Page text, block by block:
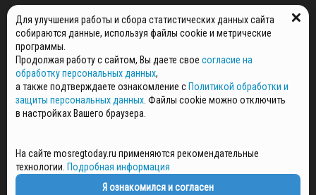
© 2026 ПРАВА НА ВСЕ МАТЕРИАЛЫ САЙТА ПРИНАДЛЕЖАТ ГАУ МО "ЦИФРОВЫЕ
МЕДИА" (ОГРН: 1255000059467).
ПОЛИТИКА ОБРАБОТКИ И ЗАЩИТЫ ПЕРСОНАЛЬНЫХ ДАННЫХ
НОВОСТИ
ГАЗЕТЫ
РЕКЛАМОДАТЕЛЯМ
СПЕЦПРОЕКТЫ
СТАТЬИ
ПОЛИТИКА КОНФИДЕНЦИАЛЬНОСТИ
Для улучшения работы и сбора статистических данных сайта
собираются данные, используя файлы cookie и метрические
программы.
Продолжая работу с сайтом, Вы даете свое согласие на
обработку персональных данных,
а также подтверждаете ознакомление с Политикой обработки и
защиты персональных данных . Файлы cookie можно отключить
в настройках Вашего браузера.
На сайте mosregtoday.ru применяются рекомендательные
технологии. Подробная информация
Я ознакомился и согласен